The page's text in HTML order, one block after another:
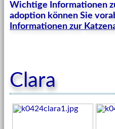
Wichtige Informationen
adoption können Sie
Informationen zur
Clara